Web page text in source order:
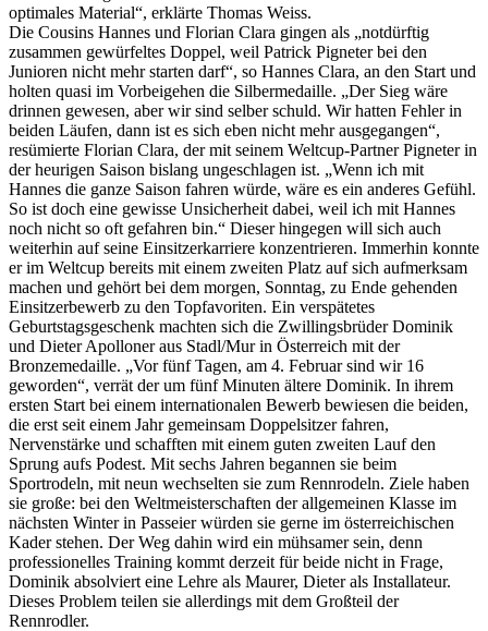
optimales Material“, erklärte Thomas Weiss.
Die Cousins Hannes und Florian Clara gingen als „notdürftig
zusammen gewürfeltes Doppel, weil Patrick Pigneter bei den
Junioren nicht mehr starten darf“, so Hannes Clara, an den Start und
holten quasi im Vorbeigehen die Silbermedaille. „Der Sieg wäre
drinnen gewesen, aber wir sind selber schuld. Wir hatten Fehler in
beiden Läufen, dann ist es sich eben nicht mehr ausgegangen“,
resümierte Florian Clara, der mit seinem Weltcup-Partner Pigneter in
der heurigen Saison bislang ungeschlagen ist. „Wenn ich mit
Hannes die ganze Saison fahren würde, wäre es ein anderes Gefühl.
So ist doch eine gewisse Unsicherheit dabei, weil ich mit Hannes
noch nicht so oft gefahren bin.“ Dieser hingegen will sich auch
weiterhin auf seine Einsitzerkarriere konzentrieren. Immerhin konnte
er im Weltcup bereits mit einem zweiten Platz auf sich aufmerksam
machen und gehört bei dem morgen, Sonntag, zu Ende gehenden
Einsitzerbewerb zu den Topfavoriten. Ein verspätetes
Geburtstagsgeschenk machten sich die Zwillingsbrüder Dominik
und Dieter Apolloner aus Stadl/Mur in Österreich mit der
Bronzemedaille. „Vor fünf Tagen, am 4. Februar sind wir 16
geworden“, verrät der um fünf Minuten ältere Dominik. In ihrem
ersten Start bei einem internationalen Bewerb bewiesen die beiden,
die erst seit einem Jahr gemeinsam Doppelsitzer fahren,
Nervenstärke und schafften mit einem guten zweiten Lauf den
Sprung aufs Podest. Mit sechs Jahren begannen sie beim
Sportrodeln, mit neun wechselten sie zum Rennrodeln. Ziele haben
sie große: bei den Weltmeisterschaften der allgemeinen Klasse im
nächsten Winter in Passeier würden sie gerne im österreichischen
Kader stehen. Der Weg dahin wird ein mühsamer sein, denn
professionelles Training kommt derzeit für beide nicht in Frage,
Dominik absolviert eine Lehre als Maurer, Dieter als Installateur.
Dieses Problem teilen sie allerdings mit dem Großteil der
Rennrodler.